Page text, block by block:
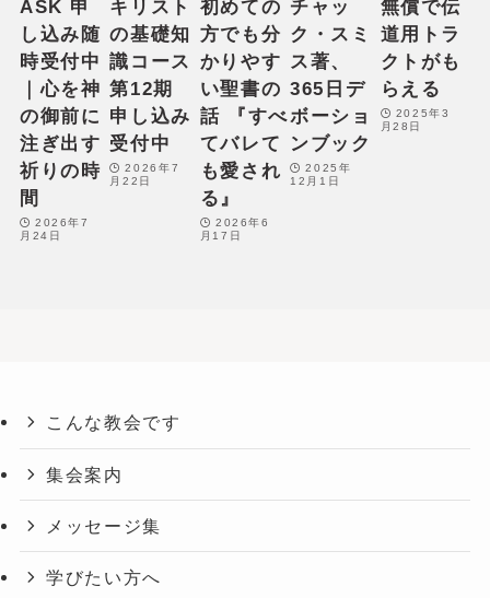
o
r
t
h
e
c
u
r
l
c
o
ASK 申
し込み随
時受付中
｜心を神
の御前に
注ぎ出す
祈りの時
間
2026年7
月24日
キリスト
の基礎知
識コース
第12期
申し込み
受付中
2026年7
月22日
初めての
方でも分
かりやす
い聖書の
話 『すべ
てバレて
も愛され
る』
2026年6
月17日
チャッ
ク・スミ
ス著、
365日デ
ボーショ
ンブック
2025年
12月1日
無償で伝
道用トラ
クトがも
らえる
2025年3
月28日
こんな教会です
集会案内
メッセージ集
学びたい方へ